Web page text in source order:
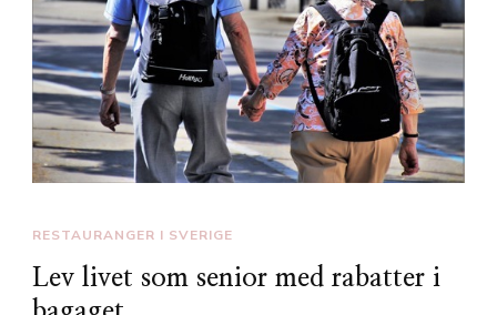
RESTAURANGER I SVERIGE
Lev livet som senior med rabatter i